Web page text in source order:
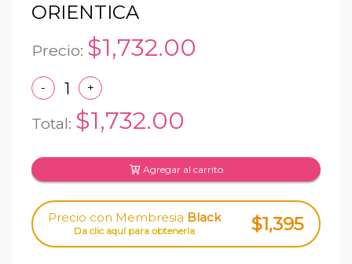
ORIENTICA
Precio: $1,732.00
- +
Total: $1,732.00
Agregar al carrito
Precio con Membresia Black
Da clic aquí para obtenerla $1,395